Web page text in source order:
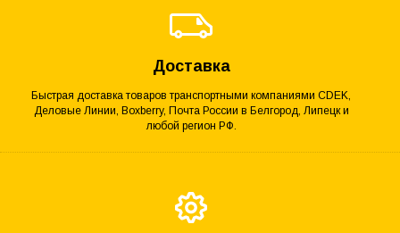
Доставка
Быстрая доставка товаров транспортными компаниями CDEK,
Деловые Линии, Boxberry, Почта России в Белгород, Липецк и
любой регион РФ.